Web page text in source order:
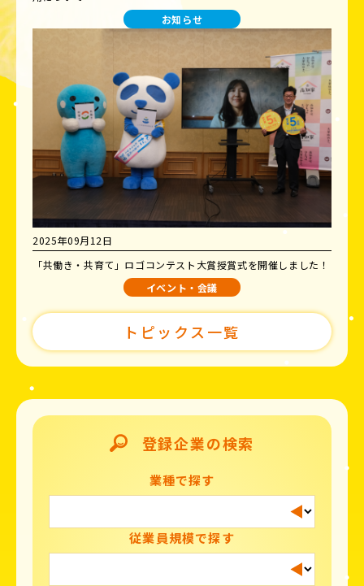
お知らせ
2025年09月12日
「共働き・共育て」ロゴコンテスト大賞授賞式を開催しました！
イベント・会議
トピックス一覧
登録企業の検索
業種で探す
従業員規模で探す